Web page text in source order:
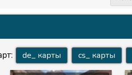
de_ карты cs_ карты